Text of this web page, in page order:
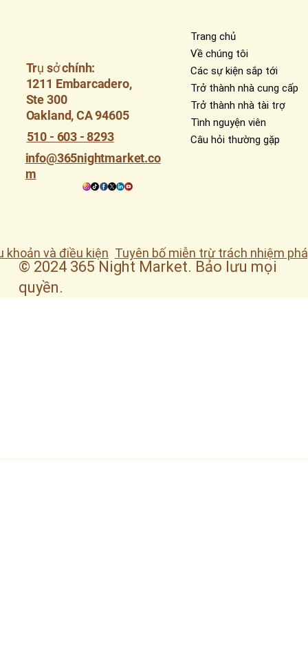
Trụ sở chính:
1211 Embarcadero,
Ste 300
Oakland, CA 94605
510 - 603 - 8293
info@365nightmarket.co
m
Trang chủ
Về chúng tôi
Các sự kiện sắp tới
Trở thành nhà cung cấp
Trở thành nhà tài trợ
Tình nguyện viên
Câu hỏi thường gặp
khoản và điều kiện Tuyên bố miễn trừ trách nhiệm
© 2024 365 Night Market. Bảo lưu mọi
quyền.